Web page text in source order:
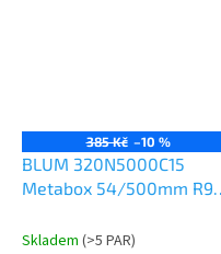
385 Kč –10 %
BLUM 320N5000C15
Metabox 54/500mm
Skladem (>5 PAR)